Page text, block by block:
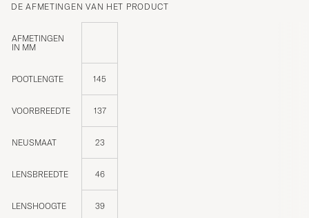
DE AFMETINGEN VAN HET PRODUCT
AFMETINGEN
IN MM
POOTLENGTE 145
VOORBREEDTE 137
NEUSMAAT 23
LENSBREEDTE 46
LENSHOOGTE 39